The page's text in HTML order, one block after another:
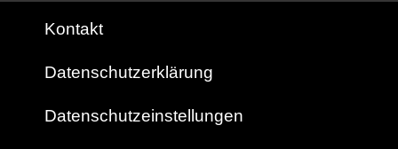
Kontakt
Datenschutzerklärung
Datenschutzeinstellungen